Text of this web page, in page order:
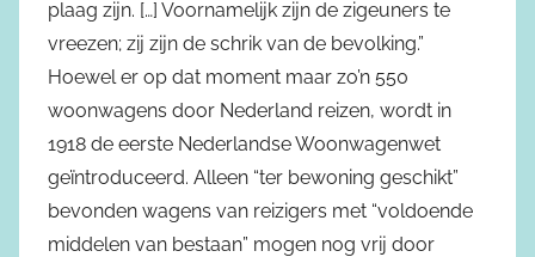
plaag zijn. […] Voornamelijk zijn de zigeuners te
vreezen; zij zijn de schrik van de bevolking.”
Hoewel er op dat moment maar zo’n 550
woonwagens door Nederland reizen, wordt in
1918 de eerste Nederlandse Woonwagenwet
geïntroduceerd. Alleen “ter bewoning geschikt”
bevonden wagens van reizigers met “voldoende
middelen van bestaan” mogen nog vrij door